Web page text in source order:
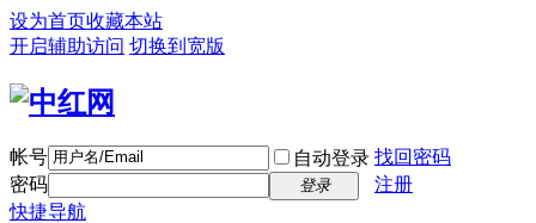
设为首页收藏本站
开启辅助访问 切换到宽版
帐号 自动登录 找回密码
密码
登录
注册
快捷导航